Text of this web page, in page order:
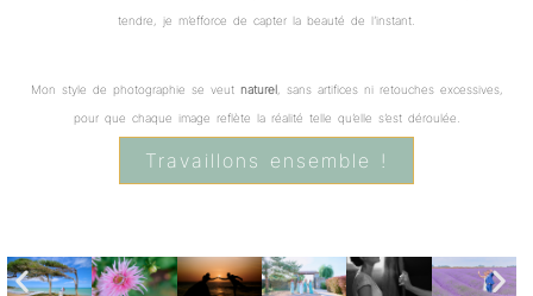
tendre, je m’efforce de capter la beauté de l’instant.
Mon style de photographie se veut naturel, sans artifices ni retouches excessives,
pour que chaque image reflète la réalité telle qu’elle s’est déroulée.
Travaillons ensemble !